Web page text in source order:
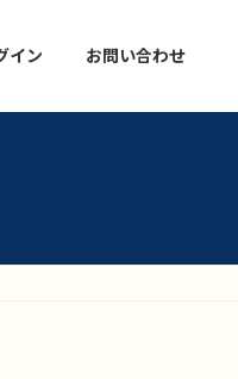
イン お問い合わせ